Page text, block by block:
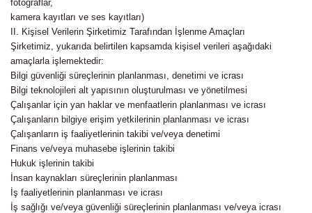
fotoğraflar,
kamera kayıtları ve ses kayıtları)
II. Kişisel Verilerin Şirketimiz Tarafından İşlenme Amaçları
Şirketimiz, yukarıda belirtilen kapsamda kişisel verileri aşağıdaki
amaçlarla işlemektedir:
Bilgi güvenliği süreçlerinin planlanması, denetimi ve icrası
Bilgi teknolojileri alt yapısının oluşturulması ve yönetilmesi
Çalışanlar için yan haklar ve menfaatlerin planlanması ve icrası
Çalışanların bilgiye erişim yetkilerinin planlanması ve icrası
Çalışanların iş faaliyetlerinin takibi ve/veya denetimi
Finans ve/veya muhasebe işlerinin takibi
Hukuk işlerinin takibi
İnsan kaynakları süreçlerinin planlanması
İş faaliyetlerinin planlanması ve icrası
İş sağlığı ve/veya güvenliği süreçlerinin planlanması ve/veya icrası